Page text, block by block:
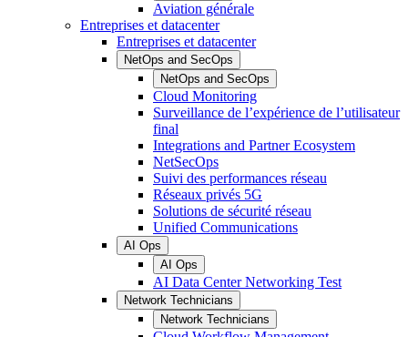
Aviation générale
Entreprises et datacenter
Entreprises et datacenter
NetOps and SecOps
NetOps and SecOps
Cloud Monitoring
Surveillance de l’expérience de l’utilisateur
final
Integrations and Partner Ecosystem
NetSecOps
Suivi des performances réseau
Réseaux privés 5G
Solutions de sécurité réseau
Unified Communications
AI Ops
AI Ops
AI Data Center Networking Test
Network Technicians
Network Technicians